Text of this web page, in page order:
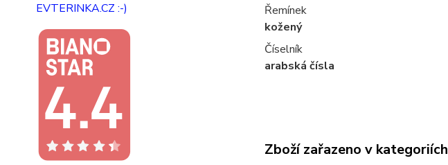
EVTERINKA.CZ :-)
Řemínek
kožený
Číselník
arabská čísla
Zboží zařazeno v kategoriích